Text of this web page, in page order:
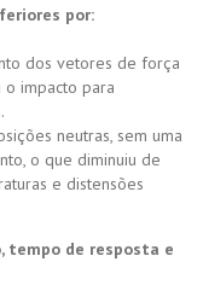
por:
dos vetores de força
impacto para
neutras, sem uma
o que diminuiu de
e distensões
tempo de resposta e